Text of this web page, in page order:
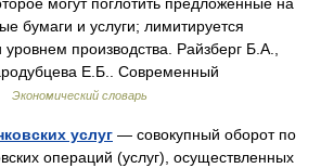
бумаги и услуги; лимитируется
производства. Райзберг Б.А.,
Е.Б.. Современный
Экономический словарь
услуг — совокупный оборот по
операций (услуг), осуществленных